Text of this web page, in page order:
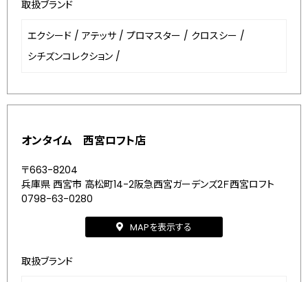
取扱ブランド
エクシード / アテッサ / プロマスター / クロスシー /
シチズンコレクション /
オンタイム 西宮ロフト店
〒663-8204
兵庫県 西宮市 高松町14-2阪急西宮ガーデンズ2Ｆ西宮ロフト
0798-63-0280
MAPを表示する
取扱ブランド